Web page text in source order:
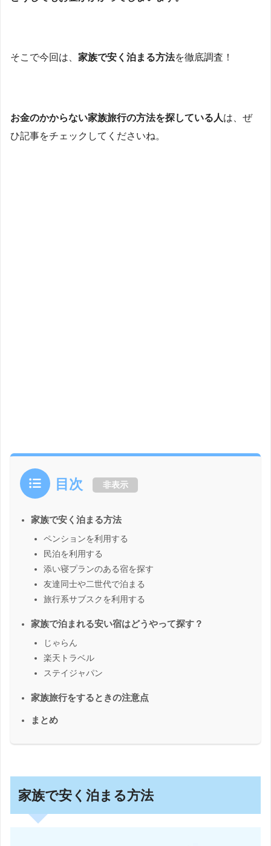
そこで今回は、 家族で安く泊まる方法を徹底調査！
お金のかからない家族旅行の方法を探している人は、ぜ
ひ記事をチェックしてくださいね。
目次 非表示
家族で安く泊まる方法
ペンションを利用する
民泊を利用する
添い寝プランのある宿を探す
友達同士や二世代で泊まる
旅行系サブスクを利用する
家族で泊まれる安い宿はどうやって探す？
じゃらん
楽天トラベル
ステイジャパン
家族旅行をするときの注意点
まとめ
家族で安く泊まる方法